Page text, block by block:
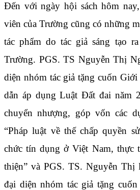
Đến với ngày hội sách hôm
viên của Trường cũng có những
tác phẩm do tác giả sáng tạo
Trường. PGS. TS Nguyễn Thị
diện nhóm tác giả tặng cuốn
dẫn áp dụng Luật Đất đai năm
chuyển nhượng, góp vốn các
“Pháp luật về thế chấp quyền
chức tín dụng ở Việt Nam, thực
thiện” và PGS. TS. Nguyễn Thị
đại diện nhóm tác giả tặng